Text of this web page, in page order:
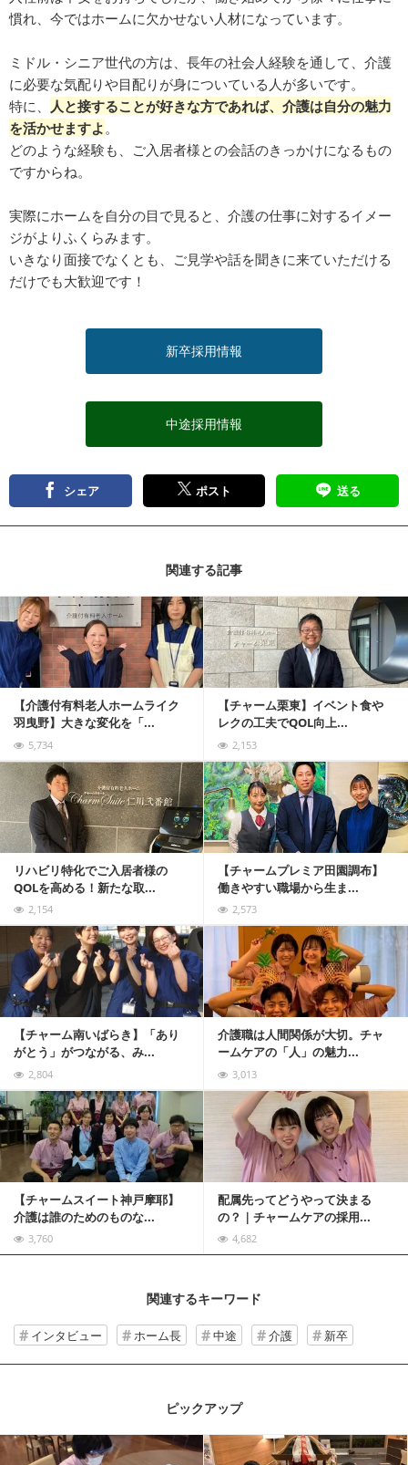
慣れ、今ではホームに欠かせない人材になっています。
ミドル・シニア世代の方は、長年の社会人経験を通して、介護
に必要な気配りや目配りが身についている人が多いです。
特に、 人と接することが好きな方であれば、介護は自分の魅力
を活かせますよ。
どのような経験も、ご入居者様との会話のきっかけになるもの
ですからね。
実際にホームを自分の目で見ると、介護の仕事に対するイメー
ジがよりふくらみます。
いきなり面接でなくとも、ご見学や話を聞きに来ていただける
だけでも大歓迎です！
新卒採用情報
中途採用情報
シェア ポスト 送る
関連する記事
【介護付有料老人ホームライク
羽曳野】大きな変化を「...
5,734
【チャーム栗東】イベント食や
レクの工夫でQOL向上...
2,153
記事を読む
リハビリ特化でご入居者様の
QOLを高める！新たな取...
2,154
【チャームプレミア田園調布】
働きやすい職場から生ま...
2,573
記事を読む
【チャーム南いばらき】「あり
がとう」がつながる、み...
2,804
介護職は人間関係が大切。チャ
ームケアの「人」の魅力...
3,013
記事を読む
【チャームスイート神戸摩耶】
介護は誰のためのものな...
3,760
配属先ってどうやって決まる
の？｜チャームケアの採用...
4,682
記事を読む
関連するキーワード
インタビュー ホーム長 中途 介護 新卒
ピックアップ
記事を読む